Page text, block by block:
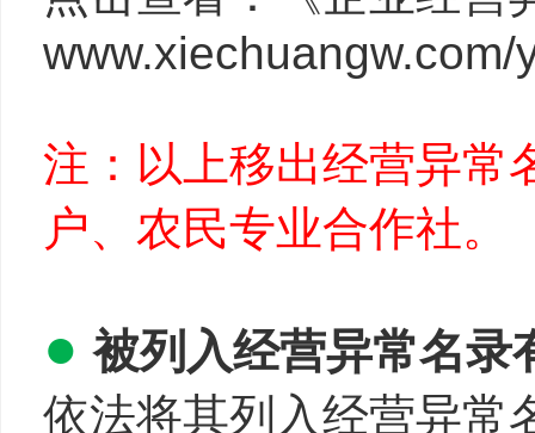
www.xiechuangw.com/
注：以上移出经营异常
户、农民专业合作社。
●被列入经营异常名录
依法将其列入经营异常